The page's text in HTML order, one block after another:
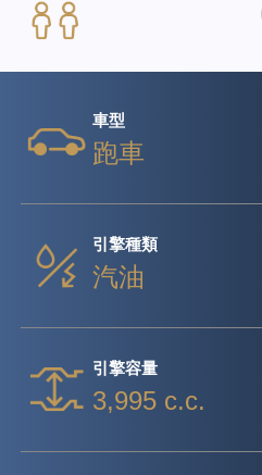
車型
跑車
引擎種類
汽油
引擎容量
3,995 c.c.